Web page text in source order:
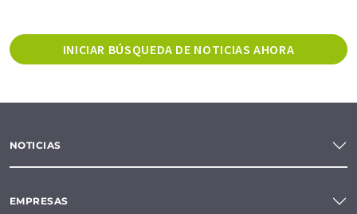
INICIAR BÚSQUEDA DE NOTICIAS AHORA
NOTICIAS
EMPRESAS